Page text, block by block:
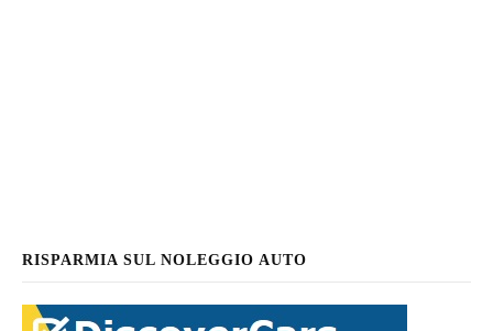
RISPARMIA SUL NOLEGGIO AUTO